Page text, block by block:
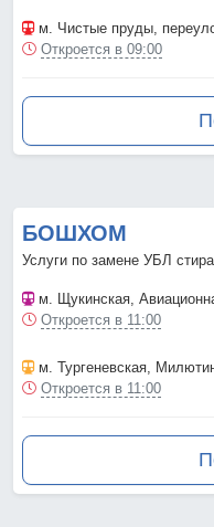
м. Чистые пруды,
Откроется в 09:00
БОШХОМ
Услуги по замене УБЛ
м. Щукинская,
Откроется в 11:00
м. Тургеневская,
Откроется в 11:00